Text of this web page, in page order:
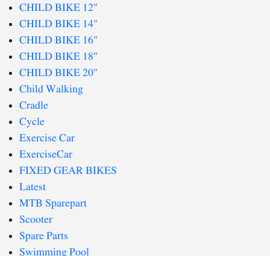
CHILD BIKE 12"
CHILD BIKE 14"
CHILD BIKE 16"
CHILD BIKE 18"
CHILD BIKE 20"
Child Walking
Cradle
Cycle
Exercise Car
ExerciseCar
FIXED GEAR BIKES
Latest
MTB Sparepart
Scooter
Spare Parts
Swimming Pool